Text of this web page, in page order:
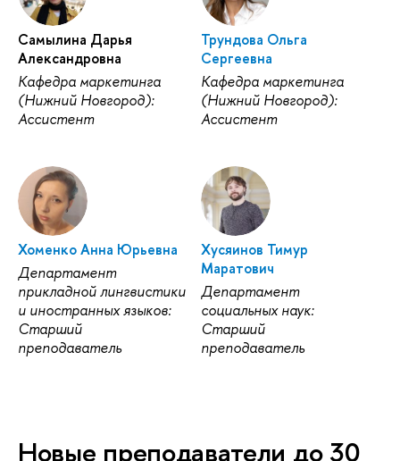
Самылина Дарья
Александровна
Кафедра маркетинга
(Нижний Новгород):
Ассистент
Трундова Ольга
Сергеевна
Кафедра маркетинга
(Нижний Новгород):
Ассистент
Хоменко Анна Юрьевна
Департамент
прикладной лингвистики
и иностранных языков:
Старший
преподаватель
Хусяинов Тимур
Маратович
Департамент
социальных наук:
Старший
преподаватель
Новые преподаватели до 30